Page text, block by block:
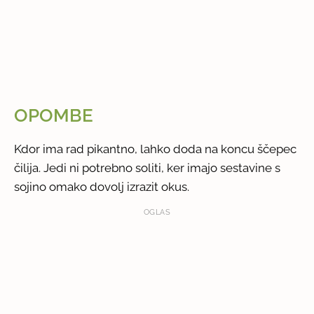
OPOMBE
Kdor ima rad pikantno, lahko doda na koncu ščepec
čilija. Jedi ni potrebno soliti, ker imajo sestavine s
sojino omako dovolj izrazit okus.
OGLAS